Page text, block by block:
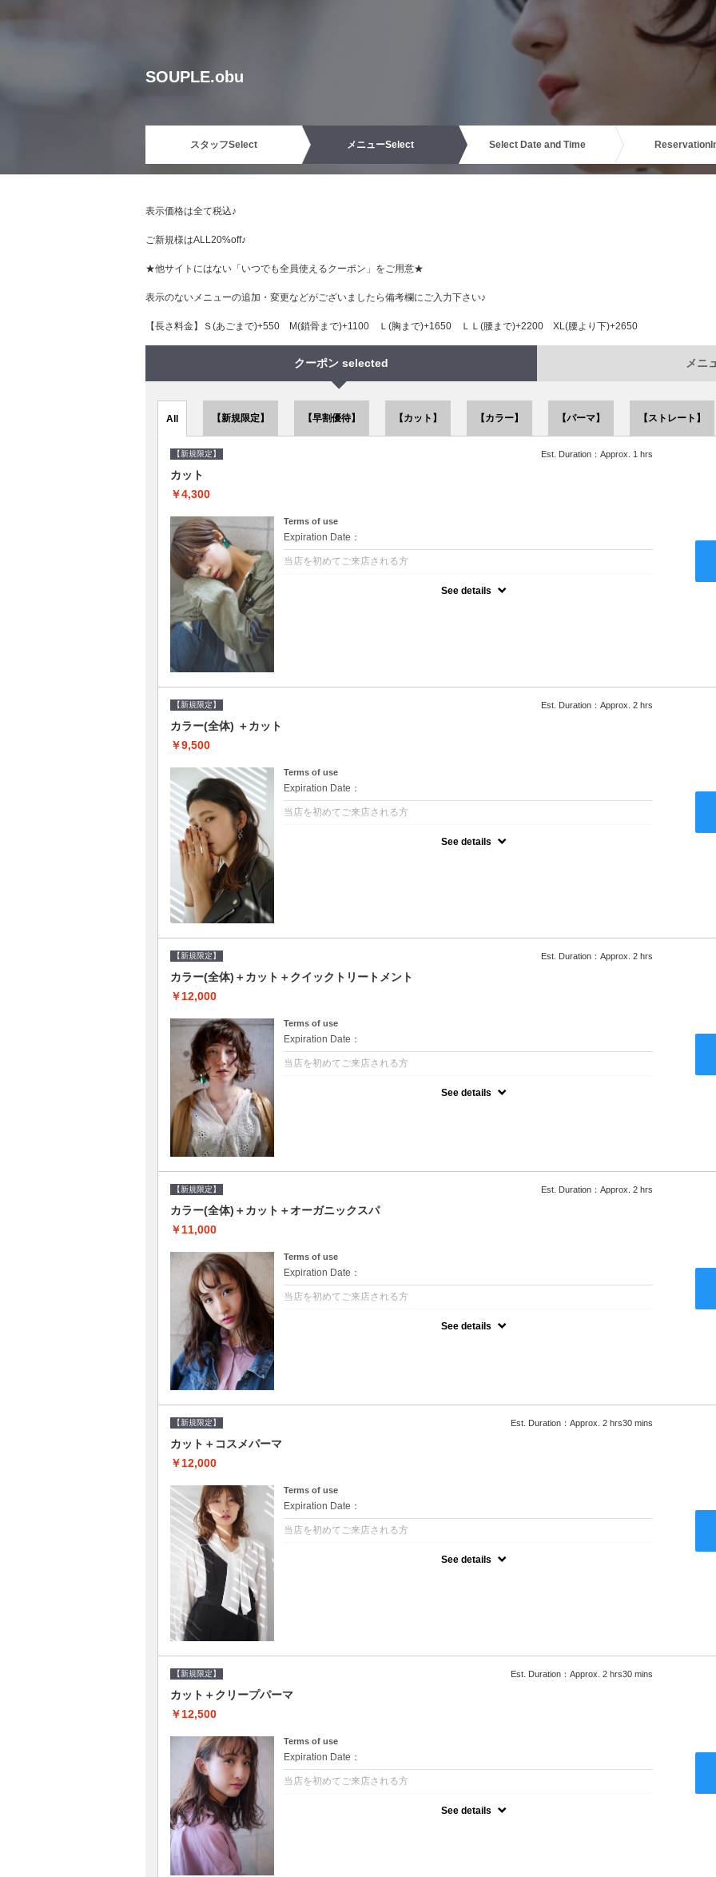
SOUPLE.obu
スタッフSelect メニューSelect Select Date and Time Reservation
表示価格は全て税込♪
ご新規様はALL20%off♪
★他サイトにはない「いつでも全員使えるクーポン」をご用意★
表示のないメニューの追加・変更などがございましたら備考欄にご入力下さい♪
【長さ料金】Ｓ(あごまで)+550 М(鎖骨まで)+1100 Ｌ(胸まで)+1650 ＬＬ(腰まで)+2200 XL(腰より下)+2650
クーポン selected メニ
All 【新規限定】 【早割優待】 【カット】 【カラー】 【パーマ】 【ストレート】
【新規限定】 Est. Duration：Approx. 1 hrs
カット
￥4,300
Terms of use
Expiration Date：
当店を初めてご来店される方
See details
【新規限定】 Est. Duration：Approx. 2 hrs
カラー(全体) ＋カット
￥9,500
Terms of use
Expiration Date：
当店を初めてご来店される方
See details
【新規限定】 Est. Duration：Approx. 2 hrs
カラー(全体)＋カット＋クイックトリートメント
￥12,000
Terms of use
Expiration Date：
当店を初めてご来店される方
See details
【新規限定】 Est. Duration：Approx. 2 hrs
カラー(全体)＋カット＋オーガニックスパ
￥11,000
Terms of use
Expiration Date：
当店を初めてご来店される方
See details
【新規限定】 Est. Duration：Approx. 2 hrs30 mins
カット＋コスメパーマ
￥12,000
Terms of use
Expiration Date：
当店を初めてご来店される方
See details
【新規限定】 Est. Duration：Approx. 2 hrs30 mins
カット＋クリープパーマ
￥12,500
Terms of use
Expiration Date：
当店を初めてご来店される方
See details